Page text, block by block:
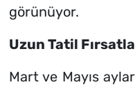
görünüyor.
Uzun Tatil
Mart ve Mayıs